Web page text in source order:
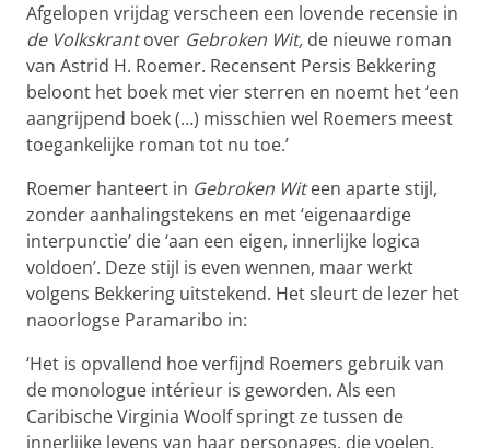
Afgelopen vrijdag verscheen een lovende recensie in
de Volkskrantover Gebroken Wit, de nieuwe roman
van Astrid H. Roemer. Recensent Persis Bekkering
beloont het boek met vier sterren en noemt het ‘een
aangrijpend boek (…) misschien wel Roemers meest
toegankelijke roman tot nu toe.’
Roemer hanteert in Gebroken Witeen aparte stijl,
zonder aanhalingstekens en met ‘eigenaardige
interpunctie’ die ‘aan een eigen, innerlijke logica
voldoen’. Deze stijl is even wennen, maar werkt
volgens Bekkering uitstekend. Het sleurt de lezer het
naoorlogse Paramaribo in:
‘Het is opvallend hoe verfijnd Roemers gebruik van
de monologue intérieur is geworden. Als een
Caribische Virginia Woolf springt ze tussen de
innerlijke levens van haar personages, die voelen,